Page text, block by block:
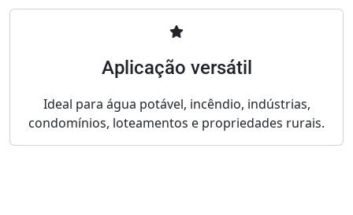
Aplicação versátil
Ideal para água potável, incêndio, indústrias,
condomínios, loteamentos e propriedades rurais.